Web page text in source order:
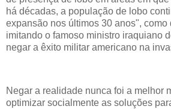
há décadas, a população de lobo
expansão nos últimos 30 anos", como
imitando o famoso ministro iraquiano
negar a êxito militar americano na
Negar a realidade nunca foi a melhor
optimizar socialmente as soluções